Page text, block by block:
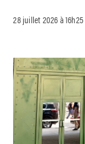
28 juillet 2026 à 16h25